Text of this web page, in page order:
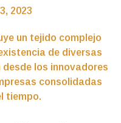
2023
un tejido complejo
de diversas
los innovadores
consolidadas
tiempo.